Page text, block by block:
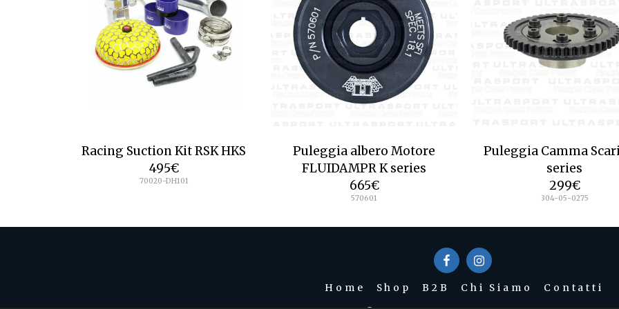
Racing Suction Kit RSK HKS
495€
70020-DH101
Puleggia albero Motore
FLUIDAMPR K series
665€
570601
Puleggia Camma
series
299€
304-05-0275
Home Shop B2B Chi Siamo
Contatti